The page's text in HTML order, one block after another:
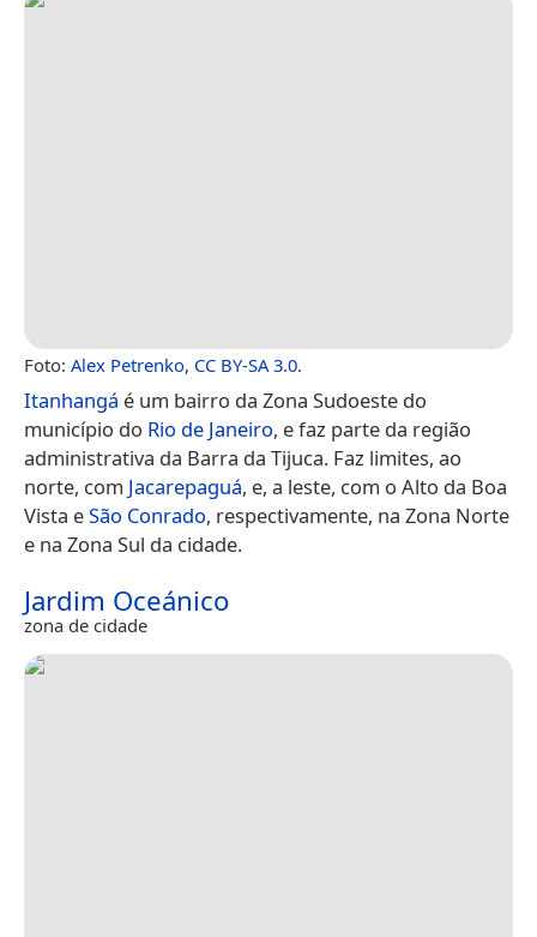
Foto: Alex Petrenko, CC BY-SA 3.0.
Itanhangá é um bairro da Zona Sudoeste do
município do Rio de Janeiro, e faz parte da região
administrativa da Barra da Tijuca. Faz limites, ao
norte, com Jacarepaguá, e, a leste, com o Alto da Boa
Vista eSão Conrado, respectivamente, na Zona Norte
e na Zona Sul da cidade.
Jardim Oceánico
zona de cidade